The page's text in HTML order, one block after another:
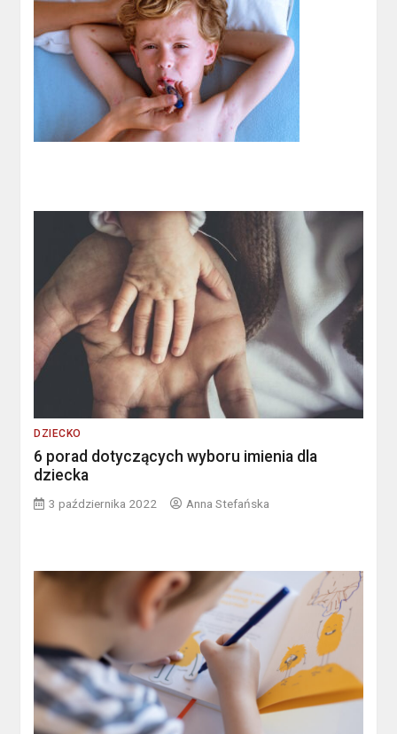
DZIECKO
6 porad dotyczących wyboru imienia dla
dziecka
3 października 2022 Anna Stefańska